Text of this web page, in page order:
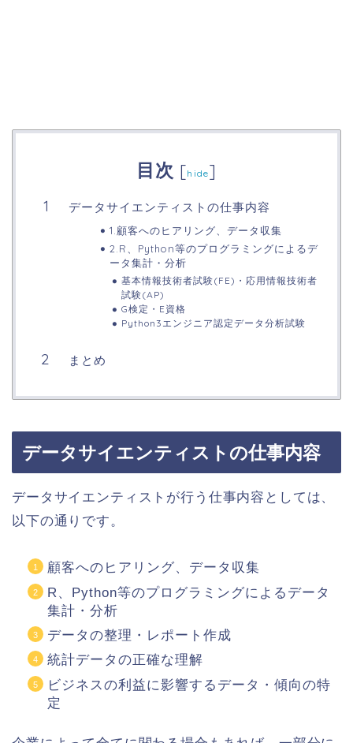
目次 [hide]
データサイエンティストの仕事内容
1.顧客へのヒアリング、データ収集
2.R、Python等のプログラミングによるデ
ータ集計・分析
基本情報技術者試験(FE)・応用情報技術者
試験(AP)
G検定・E資格
Python3エンジニア認定データ分析試験
まとめ
データサイエンティストの仕事内容
データサイエンティストが行う仕事内容としては、
以下の通りです。
顧客へのヒアリング、データ収集
R、Python等のプログラミングによるデータ
集計・分析
データの整理・レポート作成
統計データの正確な理解
ビジネスの利益に影響するデータ・傾向の特
定